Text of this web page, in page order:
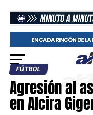
FÚTBOL
Agresión al
en Alcira